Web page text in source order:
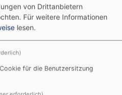
gibt es ein vielfältiges
von Drittanbietern
Für weitere Informationen
lesen.
für die Benutzersitzung